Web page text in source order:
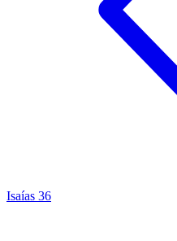
Isaías 36